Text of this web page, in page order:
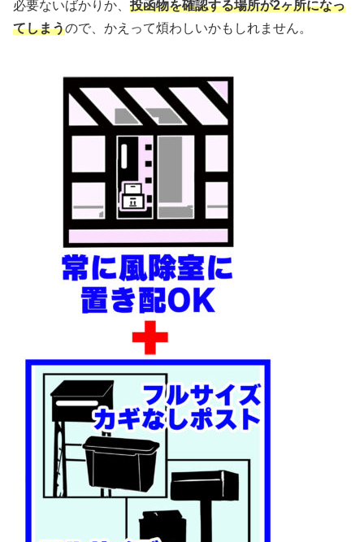
必要ないばかりか、 投函物を確認する場所が2ヶ所になっ
てしまうので、かえって煩わしいかもしれません。